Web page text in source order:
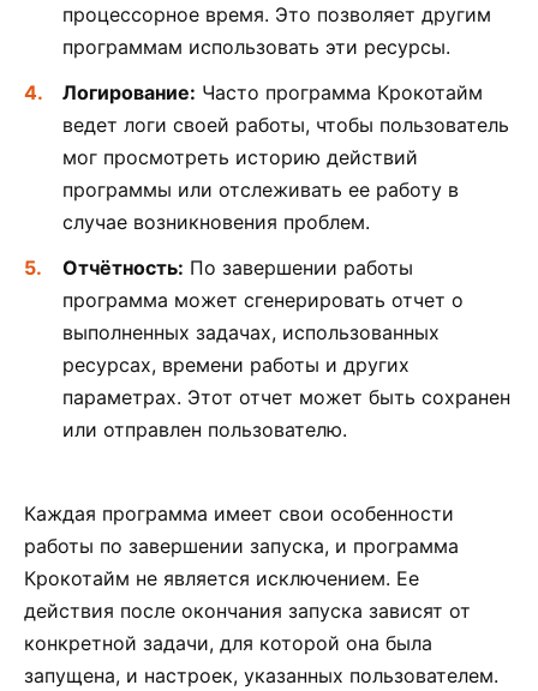
процессорное время. Это позволяет другим
программам использовать эти ресурсы.
Логирование: Часто программа Крокотайм
ведет логи своей работы, чтобы пользователь
мог просмотреть историю действий
программы или отслеживать ее работу в
случае возникновения проблем.
Отчётность: По завершении работы
программа может сгенерировать отчет о
выполненных задачах, использованных
ресурсах, времени работы и других
параметрах. Этот отчет может быть сохранен
или отправлен пользователю.
Каждая программа имеет свои особенности
работы по завершении запуска, и программа
Крокотайм не является исключением. Ее
действия после окончания запуска зависят от
конкретной задачи, для которой она была
запущена, и настроек, указанных пользователем.